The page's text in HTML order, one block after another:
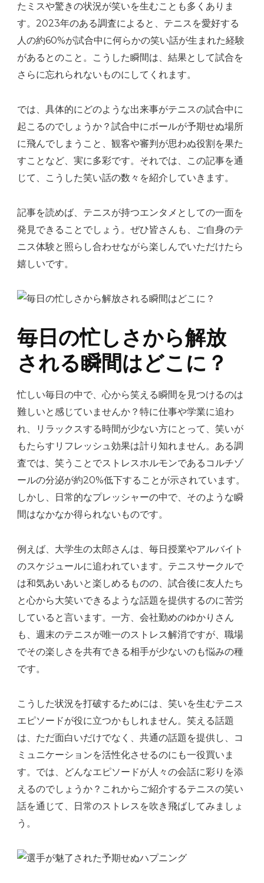
たミスや驚きの状況が笑いを生むことも多くありま
す。2023年のある調査によると、テニスを愛好する
人の約60%が試合中に何らかの笑い話が生まれた経験
があるとのこと。こうした瞬間は、結果として試合を
さらに忘れられないものにしてくれます。
では、具体的にどのような出来事がテニスの試合中に
起こるのでしょうか？試合中にボールが予期せぬ場所
に飛んでしまうこと、観客や審判が思わぬ役割を果た
すことなど、実に多彩です。それでは、この記事を通
じて、こうした笑い話の数々を紹介していきます。
記事を読めば、テニスが持つエンタメとしての一面を
発見できることでしょう。ぜひ皆さんも、ご自身のテ
ニス体験と照らし合わせながら楽しんでいただけたら
嬉しいです。
毎日の忙しさから解放
される瞬間はどこに？
忙しい毎日の中で、心から笑える瞬間を見つけるのは
難しいと感じていませんか？特に仕事や学業に追わ
れ、リラックスする時間が少ない方にとって、笑いが
もたらすリフレッシュ効果は計り知れません。ある調
査では、笑うことでストレスホルモンであるコルチゾ
ールの分泌が約20%低下することが示されています。
しかし、日常的なプレッシャーの中で、そのような瞬
間はなかなか得られないものです。
例えば、大学生の太郎さんは、毎日授業やアルバイト
のスケジュールに追われています。テニスサークルで
は和気あいあいと楽しめるものの、試合後に友人たち
と心から大笑いできるような話題を提供するのに苦労
していると言います。一方、会社勤めのゆかりさん
も、週末のテニスが唯一のストレス解消ですが、職場
でその楽しさを共有できる相手が少ないのも悩みの種
です。
こうした状況を打破するためには、笑いを生むテニス
エピソードが役に立つかもしれません。笑える話題
は、ただ面白いだけでなく、共通の話題を提供し、コ
ミュニケーションを活性化させるのにも一役買いま
す。では、どんなエピソードが人々の会話に彩りを添
えるのでしょうか？これからご紹介するテニスの笑い
話を通じて、日常のストレスを吹き飛ばしてみましょ
う。